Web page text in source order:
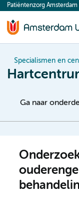
content
Patiëntenzorg Amsterdam
Specialismen en
Ga naar